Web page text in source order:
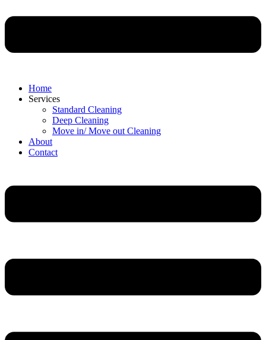
Home
Services
Standard Cleaning
Deep Cleaning
Move in/ Move out Cleaning
About
Contact